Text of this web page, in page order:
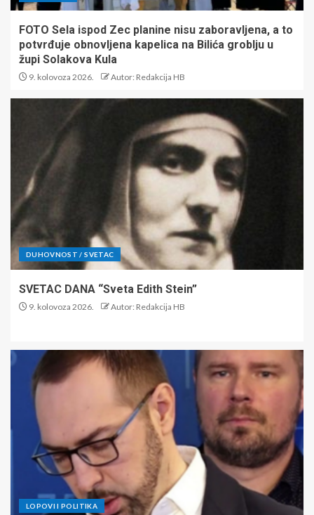
FOTO Sela ispod Zec planine nisu zaboravljena, a to
potvrđuje obnovljena kapelica na Bilića groblju u
župi Solakova Kula
9. kolovoza 2026. Autor: Redakcija HB
DUHOVNOST / SVETAC
SVETAC DANA “Sveta Edith Stein”
9. kolovoza 2026. Autor: Redakcija HB
LOPOVI I POLITIKA